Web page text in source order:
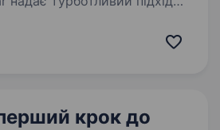
чергу, вимагаються високі
крок до